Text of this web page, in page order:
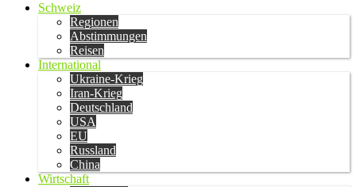
Schweiz
Regionen
Abstimmungen
Reisen
International
Ukraine-Krieg
Iran-Krieg
Deutschland
USA
EU
Russland
China
Wirtschaft